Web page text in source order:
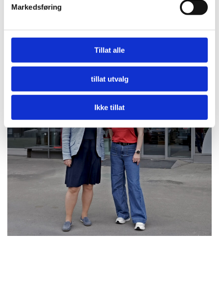
Markedsføring
Tillat alle
tillat utvalg
Ikke tillat
Nå må offentlige innkjøpere etterspørre miljø
LES MER